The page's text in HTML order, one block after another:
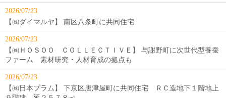
2026/07/23
【㈱ダイマルヤ】 南区八条町に共同住宅
2026/07/23
【㈱ＨＯＳＯＯ ＣＯＬＬＥＣＴＩＶＥ】 与謝野町に次世代型養蚕
ファーム 素材研究・人材育成の拠点も
2026/07/23
【㈱日本プラム】 下京区唐津屋町に共同住宅 ＲＣ造地下１階地上